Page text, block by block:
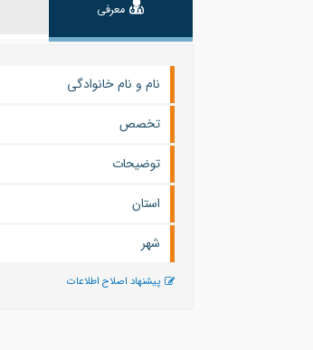
معرفی
نام و نام خانوادگی
تخصص
توضیحات
استان
شهر
پیشنهاد اصلاح اطلاعات